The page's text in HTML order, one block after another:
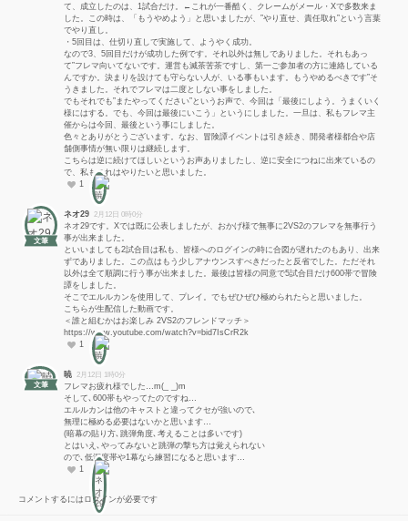
て、成立したのは、1試合だけ。←これが一番酷く、クレームがメール・Xで多数来ま
した。この時は、「もうやめよう」と思いましたが、”やり直せ、責任取れ”という言葉
でやり直し。
・5回目は、仕切り直しで実施して、ようやく成功。
なので3、5回目だけが成功した例です。それ以外は無しでありました。それもあっ
て”フレマ向いてないです。運営も滅茶苦茶ですし、第一ご参加者の方に連絡している
んですか。決まりを設けても守らない人が、いる事もいます。もうやめるべきです”そ
うきました。それでフレマは二度としない事をしました。
でもそれでも”またやってください”というお声で、今回は「最後にしよう。うまくいく
様にはする。でも、今回は最後にいこう」というにしました。一旦は、私もフレマ主
催からは今回、最後という事にしました。
色々とありがとうございます。なお、冒険譚イベントは引き続き、開発者様都合や店
舗側事情が無い限りは継続します。
こちらは逆に続けてほしいというお声ありましたし、逆に安全につねに出来ているの
で、私もこれはやりたいと思いました。
1
文筆
ネオ29 2月12日 0時0分
ネオ29です。Xでは既に公表しましたが、おかげ様で無事に2VS2のフレマを無事行う
事が出来ました。
といいましても2試合目は私も、皆様へのログインの時に合図が遅れたのもあり、出来
ずでありました。この点はもう少しアナウンスすべきだったと反省でした。ただそれ
以外は全て順調に行う事が出来ました。最後は皆様の同意で5試合目だけ600帯で冒険
譚をしました。
そこでエルルカンを使用して、プレイ。でもぜひぜひ極められたらと思いました。
こちらが生配信した動画です。
＜誰と組むかはお楽しみ 2VS2のフレンドマッチ＞
https://www.youtube.com/watch?v=bid7IsCrR2k
1
文筆
暁 2月12日 1時0分
フレマお疲れ様でした…m(_ _)m
そして､600帯もやってたのですね…
エルルカンは他のキャストと違ってクセが強いので､
無理に極める必要はないかと思います…
(暗幕の貼り方､跳弾角度､考えることは多いです)
とはいえ､やってみないと跳弾の撃ち方は覚えられない
ので､低深度帯や1幕なら練習になると思います…
1
コメントするにはログインが必要です